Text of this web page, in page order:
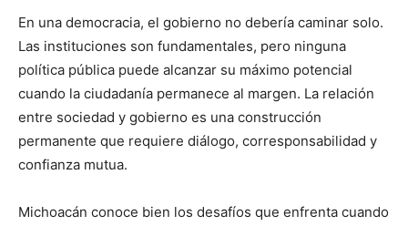
En una democracia, el gobierno no debería caminar solo.
Las instituciones son fundamentales, pero ninguna
política pública puede alcanzar su máximo potencial
cuando la ciudadanía permanece al margen. La relación
entre sociedad y gobierno es una construcción
permanente que requiere diálogo, corresponsabilidad y
confianza mutua.
Michoacán conoce bien los desafíos que enfrenta cuando